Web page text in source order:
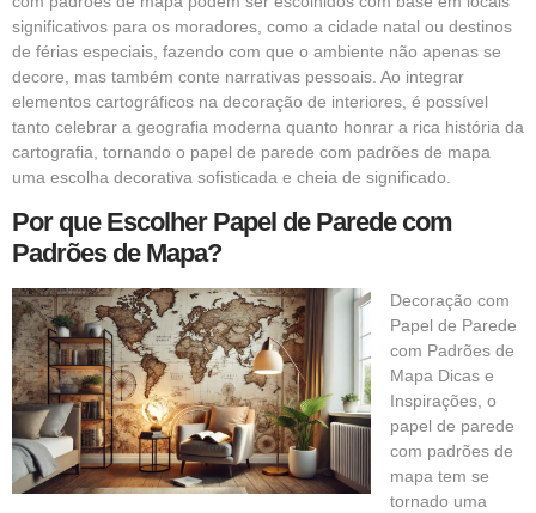
significativos para os moradores, como a cidade natal ou destinos
de férias especiais, fazendo com que o ambiente não apenas se
decore, mas também conte narrativas pessoais. Ao integrar
elementos cartográficos na decoração de interiores, é possível
tanto celebrar a geografia moderna quanto honrar a rica história da
cartografia, tornando o papel de parede com padrões de mapa
uma escolha decorativa sofisticada e cheia de significado.
Por que Escolher Papel de Parede com
Padrões de Mapa?
Decoração com
Papel de Parede
com Padrões de
Mapa Dicas e
Inspirações, o
papel de parede
com padrões de
mapa tem se
tornado uma